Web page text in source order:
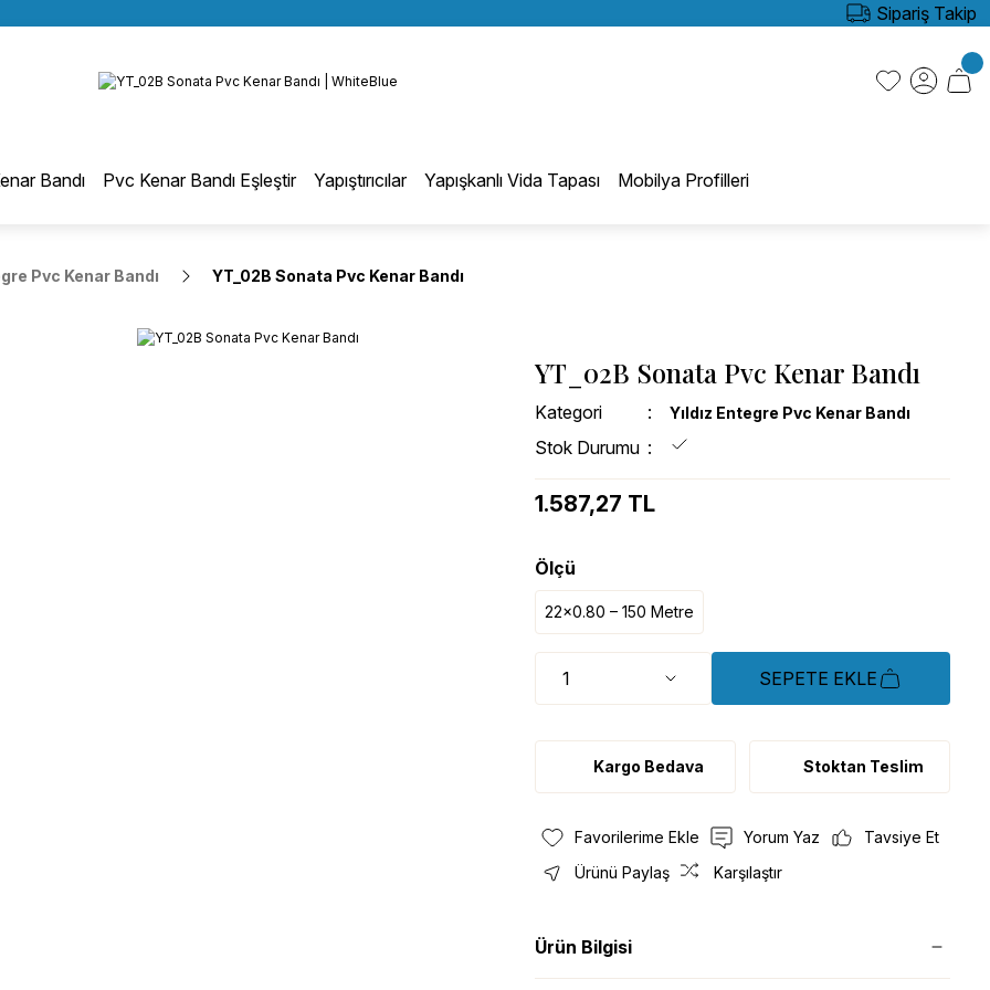
BÜTÜN ALIŞVERİŞLERİNİZDE KARGO BEDAVA!
KREDİ KARTINA 6 TAKSİT SEÇENEĞİ
Sipariş Takip
Bandı Pvc Kenar Bandı Eşleştir Yapıştırıcılar Yapışkanlı Vida Tapası Mobilya Profilleri
Pvc Kenar Bandı YT_02B Sonata Pvc Kenar Bandı
YT_02B Sonata Pvc Kenar Bandı
Kategori Yıldız Entegre Pvc Kenar Bandı
Stok Durumu
1.587,27 TL
Ölçü
22x0.80 – 150 Metre
SEPETE EKLE
Kargo Bedava Stoktan Teslim
Yorum Yaz
Tavsiye Et
Ürünü Paylaş
Karşılaştır
Ürün Bilgisi
Eğri Kenar Hotmelt Tutkalı